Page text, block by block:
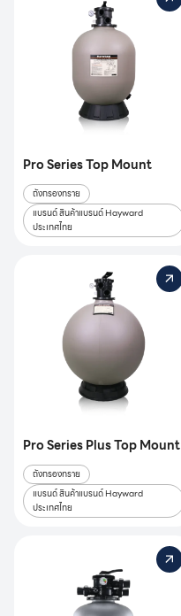
Pro Series Top Mount
ถังกรองทราย
แบรนด์ สินค้าแบรนด์ Hayward
ประเทศไทย
Pro Series Plus Top Mount
ถังกรองทราย
แบรนด์ สินค้าแบรนด์ Hayward
ประเทศไทย